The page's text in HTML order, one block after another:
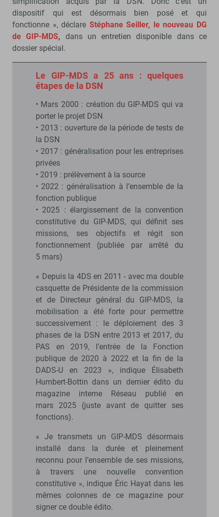
dispositif qui est désormais bien posé et qui
fonctionne », déclare Stéphane Seiller, le nouveau DG
de GIP-MDS, dans un entretien disponible dans ce
dossier spécial.
Le GIP-MDS a 25 ans : quelques
étapes de la DSN
• Mars 2000 : création du GIP-MDS qui va
porter le projet DSN
• 2013 : ouverture de la période de tests de
la DSN
• 2017 : généralisation pour les entreprises
privées
• 2019 : prélèvement à la source
• 2022 : généralisation à l’ensemble de la
fonction publique
• 2025 : élargissement de la convention
constitutive du GIP-MDS, qui définit ses
missions, ses objectifs et régit son
fonctionnement (publiée par arrêté du
5 mars)
« Depuis la 4DS en 2011 - avec ma double
casquette de Présidente de la commission
et de Directeur général du GIP-MDS, la
mobilisation a été forte pour permettre
successivement : le déploiement des 3
phases de la DSN entre 2013 et 2017, du
PAS en 2019, l’entrée de la Fonction
publique de 2020 à 2022 et la fin de la
DADS-U en 2023 », indique Élisabeth
Humbert-Bottin dans un dernier édito du
magazine interne Réseau publié en
mars 2025 (juste avant de quitter ses
fonctions).
« Je transmets un GIP-MDS désormais
installé dans la durée et pleinement
reconnu pour l’ensemble de ses missions,
à travers une nouvelle convention
constitutive », indique Éric Hayat dans les
mêmes colonnes de ce magazine pour
signer ce double édito.